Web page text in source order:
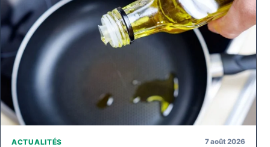
ACTUALITÉS 7 août 2026